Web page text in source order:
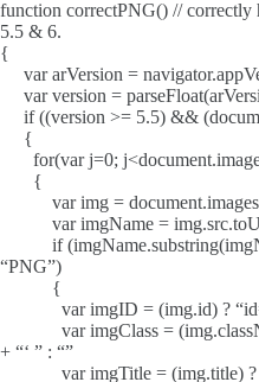
function correctPNG() // correctly
5.5 & 6.
{
var arVersion =
var version =
if ((version >= 5.5) &&
{
for(var j=0;
{
var img =
var imgName =
if
“PNG”)
{
var imgID = (img.id) ?
var imgClass =
+ “‘ ” : “”
var imgTitle = (img.title) ?